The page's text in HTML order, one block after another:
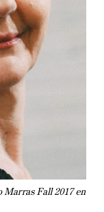
Marras Fall 2017 en